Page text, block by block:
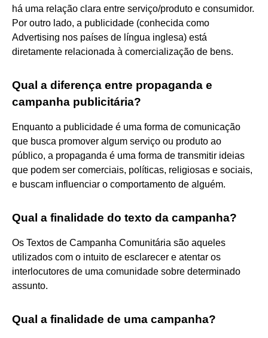
há uma relação clara entre serviço/produto e consumidor.
Por outro lado, a publicidade (conhecida como
Advertising nos países de língua inglesa) está
diretamente relacionada à comercialização de bens.
Qual a diferença entre propaganda e
campanha publicitária?
Enquanto a publicidade é uma forma de comunicação
que busca promover algum serviço ou produto ao
público, a propaganda é uma forma de transmitir ideias
que podem ser comerciais, políticas, religiosas e sociais,
e buscam influenciar o comportamento de alguém.
Qual a finalidade do texto da campanha?
Os Textos de Campanha Comunitária são aqueles
utilizados com o intuito de esclarecer e atentar os
interlocutores de uma comunidade sobre determinado
assunto.
Qual a finalidade de uma campanha?